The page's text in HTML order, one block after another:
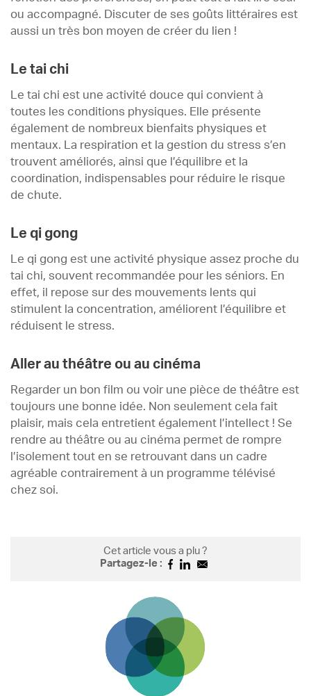
ou accompagné. Discuter de ses goûts littéraires est
aussi un très bon moyen de créer du lien !
Le tai chi
Le tai chi est une activité douce qui convient à
toutes les conditions physiques. Elle présente
également de nombreux bienfaits physiques et
mentaux. La respiration et la gestion du stress s’en
trouvent améliorés, ainsi que l’équilibre et la
coordination, indispensables pour réduire le risque
de chute.
Le qi gong
Le qi gong est une activité physique assez proche du
tai chi, souvent recommandée pour les séniors. En
effet, il repose sur des mouvements lents qui
stimulent la concentration, améliorent l’équilibre et
réduisent le stress.
Aller au théâtre ou au cinéma
Regarder un bon film ou voir une pièce de théâtre est
toujours une bonne idée. Non seulement cela fait
plaisir, mais cela entretient également l’intellect ! Se
rendre au théâtre ou au cinéma permet de rompre
l’isolement tout en se retrouvant dans un cadre
agréable contrairement à un programme télévisé
chez soi.
Cet article vous a plu ?
Partagez-le :